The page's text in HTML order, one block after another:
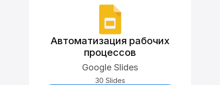
Автоматизация рабочих
процессов
Google Slides
30 Slides